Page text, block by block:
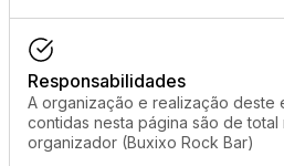
Responsabilidades
A organização e realização deste
contidas nesta página são de
organizador (Buxixo Rock Bar)